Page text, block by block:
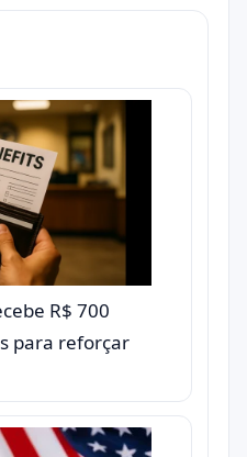
R$ 700
para reforçar